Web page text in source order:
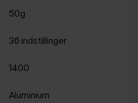
50g
36 indstillinger
1400
Aluminium